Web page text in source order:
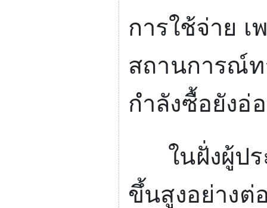
การใช้จ่าย เ
สถานการณ์ท
กำลังซื้อยังอ่
ในฝั่งผู้ปร
ขึ้นสูงอย่างต่